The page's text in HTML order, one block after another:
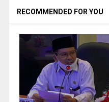
RECOMMENDED FOR YOU